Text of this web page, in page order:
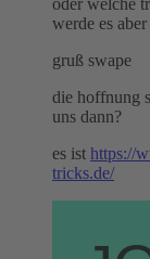
werde es
gruß swape
die hoffnung
uns dann?
es ist https://
tricks.de/